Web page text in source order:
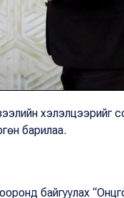
хэлэлцээрийг
барилаа.
байгуулах